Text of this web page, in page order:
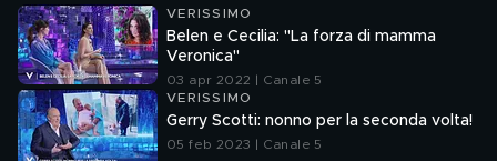
VERISSIMO
Belen e Cecilia: "La forza di mamma
Veronica"
03 apr 2022 | Canale 5
VERISSIMO
Gerry Scotti: nonno per la seconda volta!
05 feb 2023 | Canale 5